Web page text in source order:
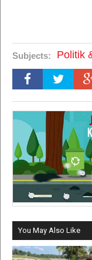
Subjects: Politik
You May Also Like